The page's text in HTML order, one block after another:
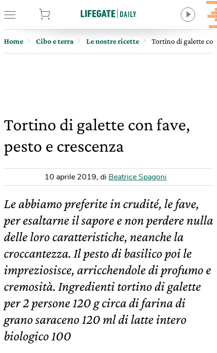
Home Cibo e terra Le nostre ricette Tortino di galette
Tortino di galette con fave,
pesto e crescenza
10 aprile 2019, di Beatrice Spagoni
Le abbiamo preferite in crudité, le fave,
per esaltarne il sapore e non perdere nulla
delle loro caratteristiche, neanche la
croccantezza. Il pesto di basilico poi le
impreziosisce, arricchendole di profumo e
cremosità. Ingredienti tortino di galette
per 2 persone 120 g circa di farina di
grano saraceno 120 ml di latte intero
biologico 100